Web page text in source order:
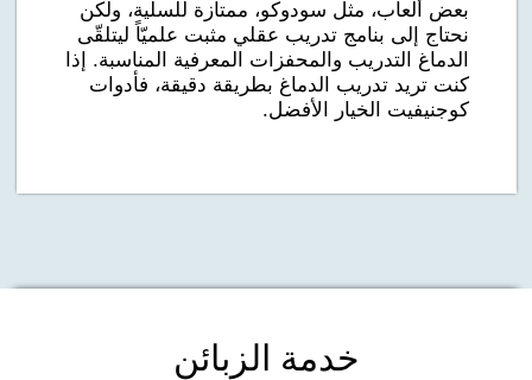
بعض ألعاب، مثل سودوكو، ممتازة للسلية، ولكن
نحتاج إلى بنامج تدريب عقلي مثبت علميّاً ليتلقّى
الدماغ التدريب والمحفزات المعرفية المناسبة. إذا
كنت تريد تدريب الدماغ بطريقة دقيقة، فأدوات
كوجنيفيت الخيار الأفضل.
خدمة الزبائن